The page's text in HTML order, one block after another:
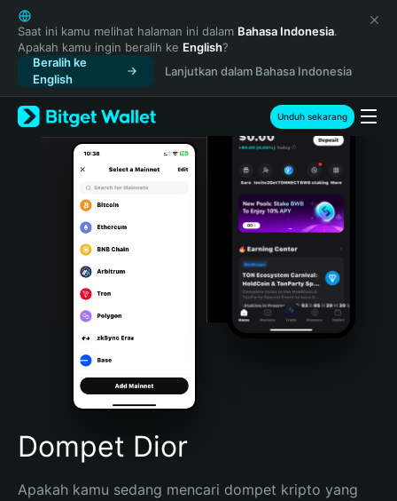
English
日本語
Tiếng Việt
Русский
Español (Latinoamérica)
Türkçe
Italiano
Português (Portugal)
Bahasa Indonesia
Português (Brasil)
Español (Argentina)
Saat ini kamu melihat halaman ini dalam Bahasa Indonesia.
Apakah kamu ingin beralih ke English?
Beralih ke
English
Lanjutkan dalam Bahasa Indonesia
Unduh sekarang
Dompet Dior
Apakah kamu sedang mencari dompet kripto yang